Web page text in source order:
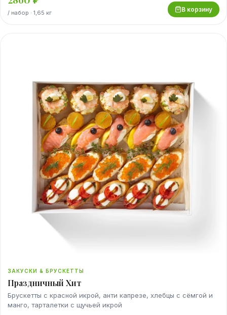
/ набор · 1,65 кг В корзину
ЗАКУСКИ & БРУСКЕТТЫ
Праздничный Хит
Брускетты с красной икрой, анти капрезе, хлебцы с сёмгой и
манго, тарталетки с щучьей икрой